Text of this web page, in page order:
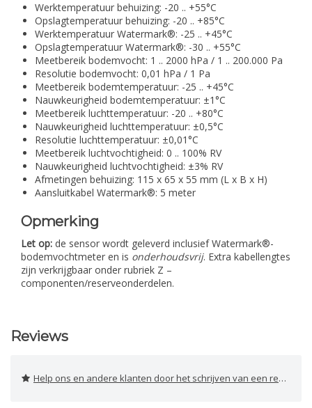
Werktemperatuur behuizing: -20 .. +55°C
Opslagtemperatuur behuizing: -20 .. +85°C
Werktemperatuur Watermark®: -25 .. +45°C
Opslagtemperatuur Watermark®: -30 .. +55°C
Meetbereik bodemvocht: 1 .. 2000 hPa / 1 .. 200.000 Pa
Resolutie bodemvocht: 0,01 hPa / 1 Pa
Meetbereik bodemtemperatuur: -25 .. +45°C
Nauwkeurigheid bodemtemperatuur: ±1°C
Meetbereik luchttemperatuur: -20 .. +80°C
Nauwkeurigheid luchttemperatuur: ±0,5°C
Resolutie luchttemperatuur: ±0,01°C
Meetbereik luchtvochtigheid: 0 .. 100% RV
Nauwkeurigheid luchtvochtigheid: ±3% RV
Afmetingen behuizing: 115 x 65 x 55 mm (L x B x H)
Aansluitkabel Watermark®: 5 meter
Opmerking
Let op: de sensor wordt geleverd inclusief Watermark®-
bodemvochtmeter en is onderhoudsvrij. Extra kabellengtes
zijn verkrijgbaar onder rubriek Z –
componenten/reserveonderdelen.
Reviews
Help ons en andere klanten door het schrijven van een review